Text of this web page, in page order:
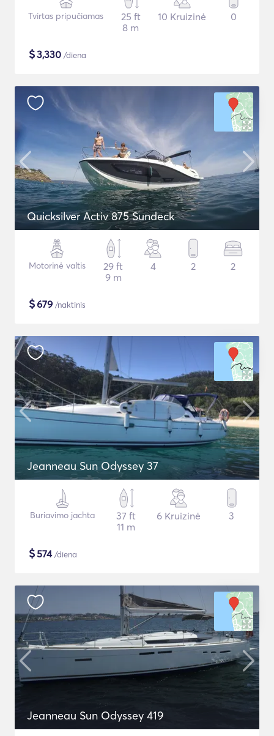
Tvirtas pripučiamas
25 ft
8 m
10 Kruizinė 0
$3,330 /diena
Quicksilver Activ 875 Sundeck
Motorinė valtis
29 ft
9 m
4 2 2
$679 /naktinis
Jeanneau Sun Odyssey 37
Buriavimo jachta
37 ft
11 m
6 Kruizinė 3
$574/diena
Jeanneau Sun Odyssey 419